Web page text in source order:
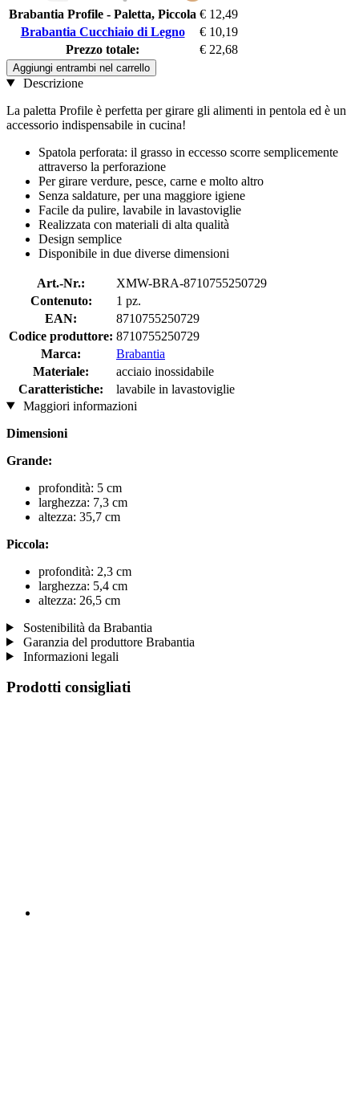
Brabantia Profile - Paletta, Piccola € 12,49
Brabantia Cucchiaio di Legno
€ 10,19
Prezzo totale:
€ 22,68
Aggiungi entrambi nel carrello
Descrizione
La paletta Profile è perfetta per girare gli alimenti in pentola ed è un
accessorio indispensabile in cucina!
Spatola perforata: il grasso in eccesso scorre semplicemente
attraverso la perforazione
Per girare verdure, pesce, carne e molto altro
Senza saldature, per una maggiore igiene
Facile da pulire, lavabile in lavastoviglie
Realizzata con materiali di alta qualità
Design semplice
Disponibile in due diverse dimensioni
Art.-Nr.:
XMW-BRA-8710755250729
Contenuto:
1 pz.
EAN:
8710755250729
Codice produttore: 8710755250729
Marca:
Brabantia
Materiale:
acciaio inossidabile
Caratteristiche:
lavabile in lavastoviglie
Maggiori informazioni
Dimensioni
Grande:
profondità: 5 cm
larghezza: 7,3 cm
altezza: 35,7 cm
Piccola:
profondità: 2,3 cm
larghezza: 5,4 cm
altezza: 26,5 cm
Sostenibilità da Brabantia
Garanzia del produttore Brabantia
Informazioni legali
Prodotti consigliati